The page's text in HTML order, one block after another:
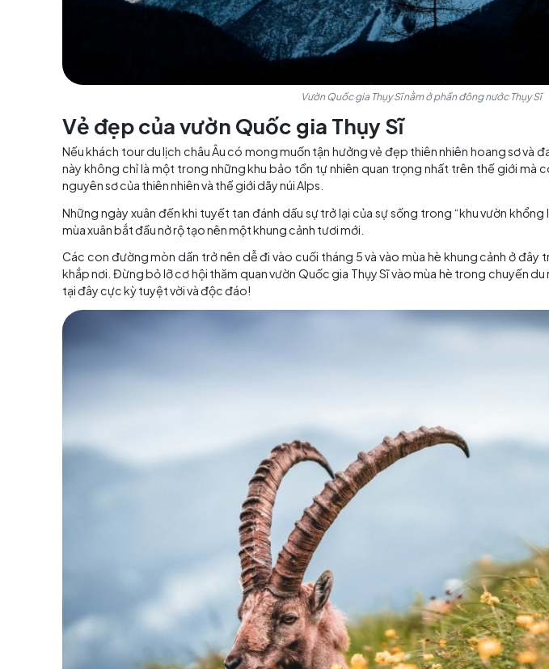
Vườn Quốc gia Thụy Sĩ nằm ở phần
Vẻ đẹp của vườn Quốc gia Thụy Sĩ
Nếu khách tour du lịch châu Âu có mong muốn tận hưởng vẻ đẹp thiên
này không chỉ là một trong những khu bảo tồn tự nhiên quan trọng nhất
nguyên sơ của thiên nhiên và thế giới dãy núi Alps.
Những ngày xuân đến khi tuyết tan đánh dấu sự trở lại của sự sống trong
mùa xuân bắt đầu nở rộ tạo nên một khung cảnh tươi mới.
Các con đường mòn dần trở nên dễ đi vào cuối tháng 5 và vào mùa hè
khắp nơi. Đừng bỏ lỡ cơ hội thăm quan vườn Quốc gia Thụy Sĩ vào mùa hè
tại đây cực kỳ tuyệt vời và độc đáo!